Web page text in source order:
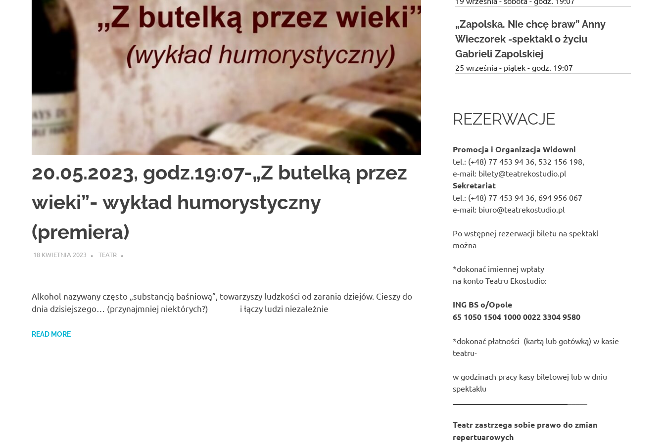
zaprasza
widzów
teatr.
20.05.2023, godz.19:07-„Z butelką przez
wieki”- wykład humorystyczny
(premiera)
18 KWIETNIA 2023 TEATR
Alkohol nazywany często „substancją baśniową”, towarzyszy ludzkości od zarania dziejów. Cieszy do
dnia dzisiejszego… (przynajmniej niektórych?) i łączy ludzi niezależnie
READ MORE
„Zapolska. Nie chcę braw” Anny
Wieczorek -spektakl o życiu
Gabrieli Zapolskiej
25 września - piątek - godz. 19:07
REZERWACJE
Promocja i Organizacja Widowni
tel.: (+48) 77 453 94 36, 532 156 198,
e-mail: bilety@teatrekostudio.pl
Sekretariat
tel.: (+48) 77 453 94 36, 694 956 067
e-mail: biuro@teatrekostudio.pl
Po wstępnej rezerwacji biletu na spektakl
można
*dokonać imiennej wpłaty
na konto Teatru Ekostudio:
ING BS o/Opole
65 1050 1504 1000 0022 3304 9580
*dokonać płatności (kartą lub gotówką) w kasie
teatru-
w godzinach pracy kasy biletowej lub w dniu
spektaklu
Teatr zastrzega sobie prawo do zmian
repertuarowych